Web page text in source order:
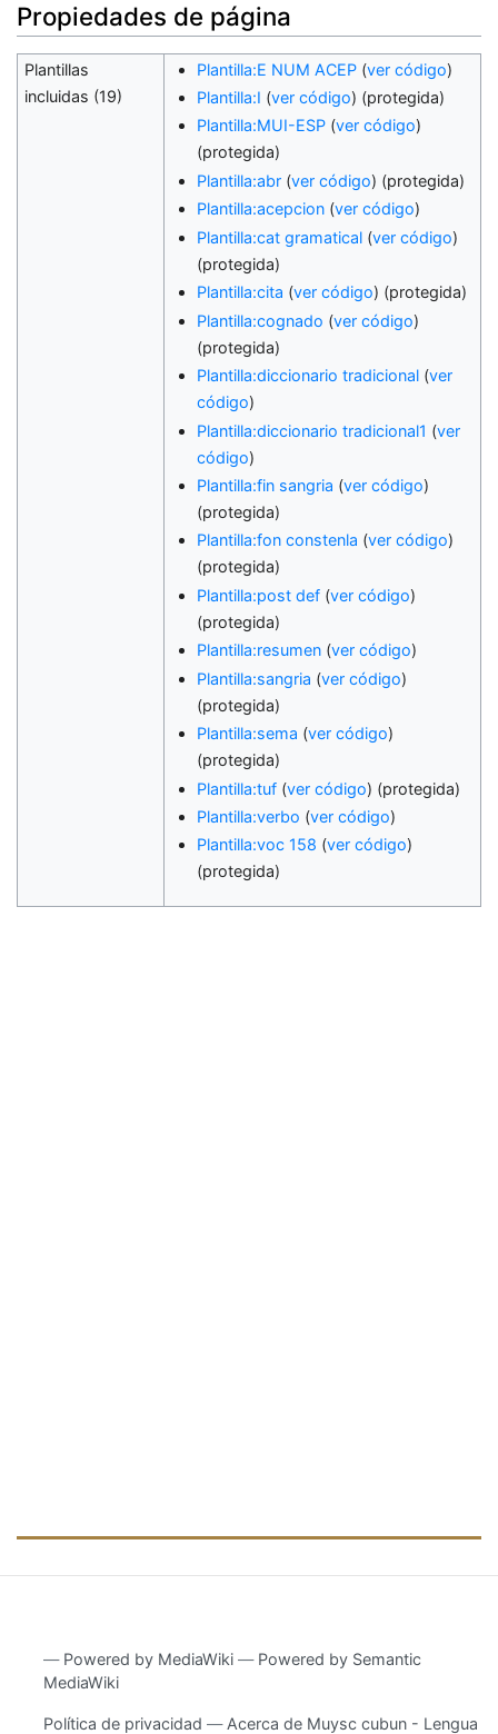
Propiedades de página
Plantillas
incluidas (19)
Plantilla:E NUM ACEP(ver código)
Plantilla:I (ver código) (protegida)
Plantilla:MUI-ESP(ver código)
(protegida)
Plantilla:abr(ver código) (protegida)
Plantilla:acepcion(ver código)
Plantilla:cat gramatical(ver código)
(protegida)
Plantilla:cita (ver código) (protegida)
Plantilla:cognado (ver código)
(protegida)
Plantilla:diccionario tradicional(ver
código)
Plantilla:diccionario tradicional1 (ver
código)
Plantilla:fin sangria (ver código)
(protegida)
Plantilla:fon constenla (ver código)
(protegida)
Plantilla:post def(ver código)
(protegida)
Plantilla:resumen(ver código)
Plantilla:sangria (ver código)
(protegida)
Plantilla:sema (ver código)
(protegida)
Plantilla:tuf(ver código) (protegida)
Plantilla:verbo (ver código)
Plantilla:voc 158 (ver código)
(protegida)
― Powered by MediaWiki ― Powered by Semantic
MediaWiki
Política de privacidad Acerca de Muysc cubun - Lengua